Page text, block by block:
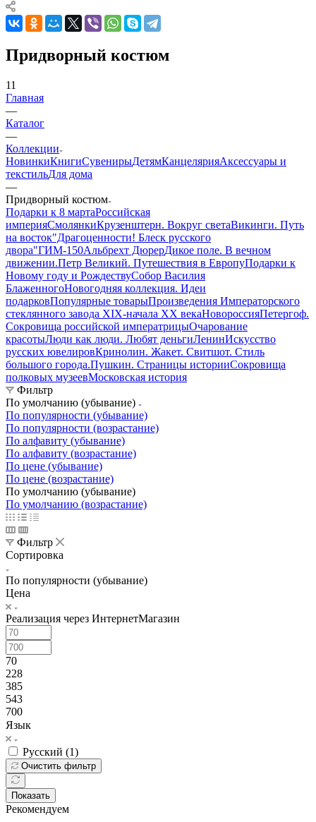
Придворный костюм
11
Главная
—
Каталог
—
Коллекции
НовинкиКнигиСувенирыДетямКанцелярияАксессуары и
текстильДля дома
—
Придворный костюм
Подарки к 8 мартаРоссийская
империяСмолянкиКрузенштерн. Вокруг светаВикинги. Путь
на восток"Драгоценности! Блеск русского
двора"ГИМ-150Альбрехт ДюрерДикое поле. В вечном
движении.Петр Великий. Путешествия в ЕвропуПодарки к
Новому году и РождествуСобор Василия
БлаженногоНовогодняя коллекция. Идеи
подарковПопулярные товарыПроизведения Императорского
стеклянного завода XIX-начала XX векаНовороссияПетергоф.
Сокровища российской императрицыОчарование
красотыЛюди как люди. Любят деньгиЛенинИскусство
русских ювелировКринолин. Жакет. Свитшот. Стиль
большого города.Пушкин. Страницы историиСокровища
полковых музеевМосковская история
Фильтр
По умолчанию (убывание)
По популярности (убывание)
По популярности (возрастание)
По алфавиту (убывание)
По алфавиту (возрастание)
По цене (убывание)
По цене (возрастание)
По умолчанию (убывание)
По умолчанию (возрастание)
Фильтр
Сортировка
По популярности (убывание)
Цена
Реализация через ИнтернетМагазин
70
228
385
543
700
Язык
Русский (1)
Очистить фильтр
Показать
Рекомендуем